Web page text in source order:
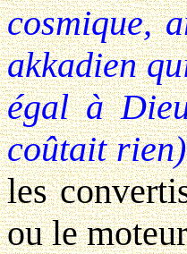
cosmique,
akkadien
égal à
coûtait rien)
les
ou le